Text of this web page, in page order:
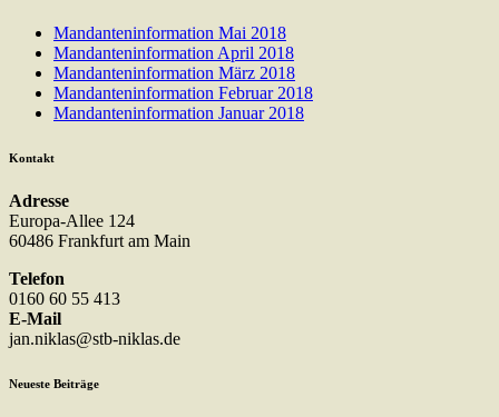
Mandanteninformation Mai 2018
Mandanteninformation April 2018
Mandanteninformation März 2018
Mandanteninformation Februar 2018
Mandanteninformation Januar 2018
Kontakt
Adresse
Europa-Allee 124
60486 Frankfurt am Main
Telefon
0160 60 55 413
E-Mail
jan.niklas@stb-niklas.de
Neueste Beiträge